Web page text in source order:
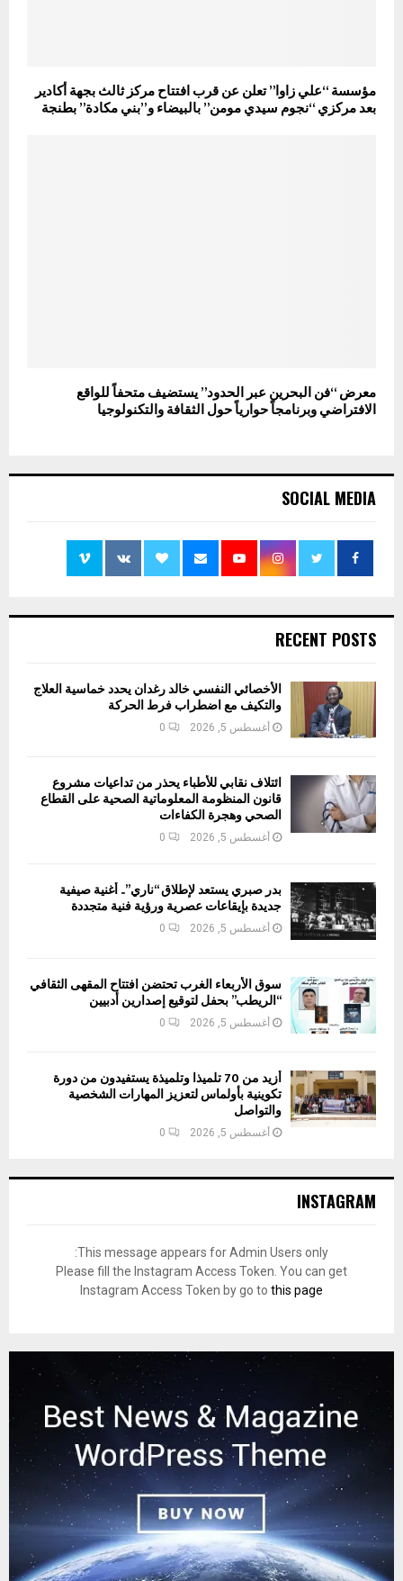
مؤسسة “علي زاوا” تعلن عن قرب افتتاح مركز ثالث بجهة أكادير
بعد مركزي “نجوم سيدي مومن” بالبيضاء و”بني مكادة” بطنجة
معرض “فن البحرين عبر الحدود” يستضيف متحفاً للواقع
الافتراضي وبرنامجاً حوارياً حول الثقافة والتكنولوجيا
SOCIAL MEDIA
RECENT POSTS
الأخصائي النفسي خالد رغدان يحدد خماسية العلاج
والتكيف مع اضطراب فرط الحركة
أغسطس 5, 2026 0
ائتلاف نقابي للأطباء يحذر من تداعيات مشروع
قانون المنظومة المعلوماتية الصحية على القطاع
الصحي وهجرة الكفاءات
أغسطس 5, 2026 0
بدر صبري يستعد لإطلاق “ناري”.. أغنية صيفية
جديدة بإيقاعات عصرية ورؤية فنية متجددة
أغسطس 5, 2026 0
سوق الأربعاء الغرب تحتضن افتتاح المقهى الثقافي
“الريطب” بحفل لتوقيع إصدارين أدبيين
أغسطس 5, 2026 0
أزيد من 70 تلميذا وتلميذة يستفيدون من دورة
تكوينية بأولماس لتعزيز المهارات الشخصية
والتواصل
أغسطس 5, 2026 0
INSTAGRAM
This message appears for Admin Users only:
Please fill the Instagram Access Token. You can get
Instagram Access Token by go to this page